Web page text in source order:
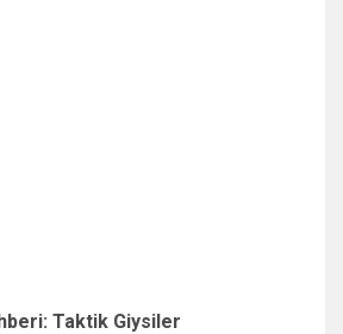
Taktik Giysiler